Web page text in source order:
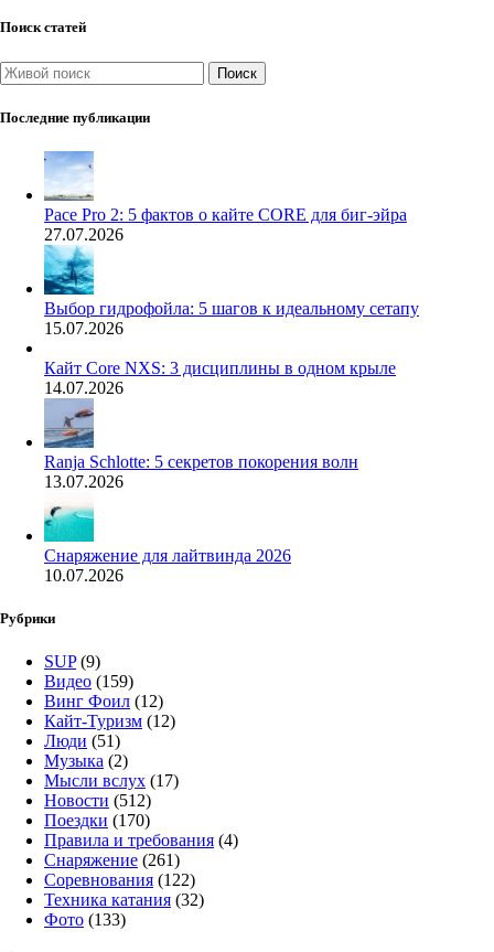
Поиск статей
Поиск
Последние публикации
Pace Pro 2: 5 фактов о кайте CORE для биг-эйра
27.07.2026
Выбор гидрофойла: 5 шагов к идеальному сетапу
15.07.2026
Кайт Core NXS: 3 дисциплины в одном крыле
14.07.2026
Ranja Schlotte: 5 секретов покорения волн
13.07.2026
Снаряжение для лайтвинда 2026
10.07.2026
Рубрики
SUP(9)
Видео (159)
Винг Фоил (12)
Кайт-Туризм (12)
Люди (51)
Музыка (2)
Мысли вслух (17)
Новости (512)
Поездки (170)
Правила и требования (4)
Снаряжение (261)
Соревнования (122)
Техника катания (32)
Фото (133)